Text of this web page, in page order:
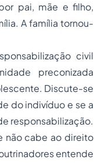
pai, mãe e filho,
A família tornou-
civil
preconizada
Discute-se
do indivíduo e se a
responsabilização.
não cabe ao direito
entende